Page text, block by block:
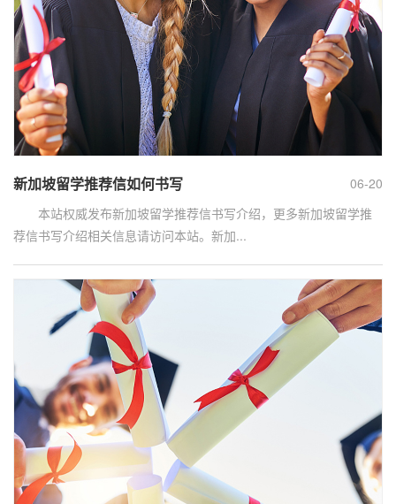
06-20
新加坡留学推荐信如何书写
本站权威发布新加坡留学推荐信书写介绍，更多新加坡留学推
荐信书写介绍相关信息请访问本站。新加...